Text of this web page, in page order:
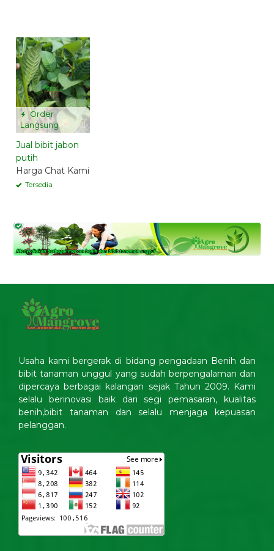
Order
Langsung
Jual bibit jabon
putih
Harga Chat Kami
Tersedia
Usaha kami bergerak di bidang pengadaan Benih dan
bibit tanaman unggul yang sudah berpengalaman dan
dipercaya berbagai kalangan sejak Tahun 2009. Kami
selalu berinovasi baik dari segi pemasaran, kualitas
benih,bibit tanaman dan selalu menjaga kepuasan
pelanggan.